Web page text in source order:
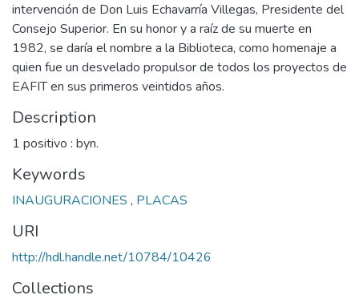
intervención de Don Luis Echavarría Villegas, Presidente del
Consejo Superior. En su honor y a raíz de su muerte en
1982, se daría el nombre a la Biblioteca, como homenaje a
quien fue un desvelado propulsor de todos los proyectos de
EAFIT en sus primeros veintidos años.
Description
1 positivo : byn.
Keywords
INAUGURACIONES , PLACAS
URI
http://hdl.handle.net/10784/10426
Collections